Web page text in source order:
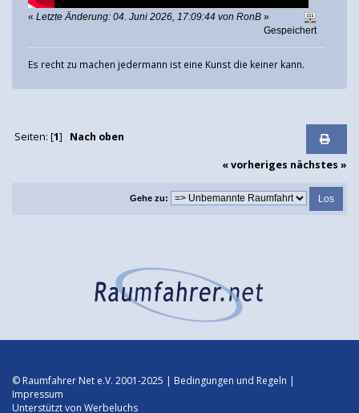
« Letzte Änderung: 04. Juni 2026, 17:09:44 von RonB »
Gespeichert
Es recht zu machen jedermann ist eine Kunst die keiner kann.
Seiten: [1] Nach oben
« vorheriges nächstes »
Gehe zu:
© Raumfahrer Net e.V. 2001-2025 | Bedingungen und Regeln |
Impressum
Unterstützt von Werbeluchs